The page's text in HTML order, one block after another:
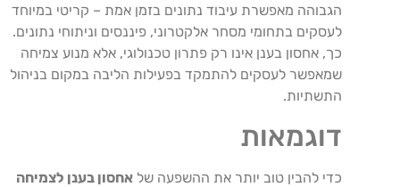
הגבוהה מאפשרת עיבוד נתונים בזמן אמת – קריטי במיוחד
לעסקים בתחומי מסחר אלקטרוני, פיננסים וניתוחי נתונים.
כך, אחסון בענן אינו רק פתרון טכנולוגי, אלא מנוע צמיחה
שמאפשר לעסקים להתמקד בפעילות הליבה במקום בניהול
התשתיות.
דוגמאות
כדי להבין טוב יותר את ההשפעה של אחסון בענן לצמיחה